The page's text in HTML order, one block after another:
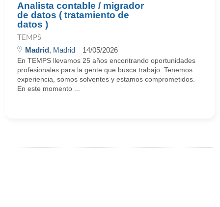
Analista contable / migrador
de datos ( tratamiento de
datos )
TEMPS
Madrid, Madrid 14/05/2026
En TEMPS llevamos 25 años encontrando oportunidades
profesionales para la gente que busca trabajo. Tenemos
experiencia, somos solventes y estamos comprometidos.
En este momento ...